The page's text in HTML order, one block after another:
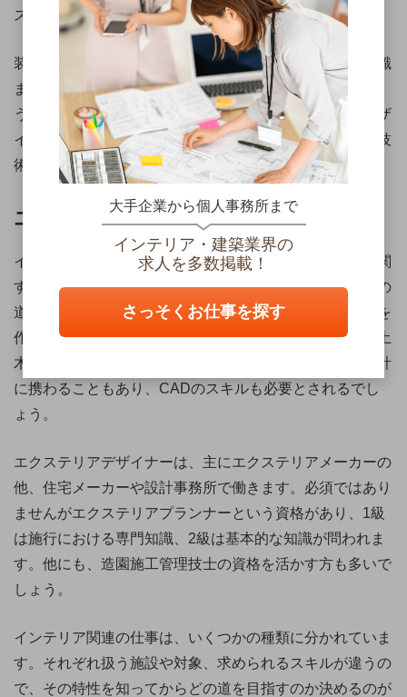
スプレイをデザインすることもあります。
装飾品や家具を自分で造ることもあり、設計や製造の知識
まで必要とされる、難易度の高い仕事だといえるでしょ
う。また、必須ではありませんが、空間ディスプレイデザ
イナー認定試験があります。陳列知識、色彩演出、照明技
術など幅広い知識が必要で、1級と2級があります。
エクステリアデザイナー
インテリアとは対照的に、エクステリア、つまり外観に関
するデザインを行う仕事です。門やフェンス、玄関までの
道などをデザインし、お客様の意向に沿った快適な環境を
作ります。外観全体を扱うため、植栽やガーデニング、土
木や金物についても精通する必要があります。また、設計
に携わることもあり、CADのスキルも必要とされるでし
ょう。
エクステリアデザイナーは、主にエクステリアメーカーの
他、住宅メーカーや設計事務所で働きます。必須ではあり
ませんがエクステリアプランナーという資格があり、1級
は施行における専門知識、2級は基本的な知識が問われま
す。他にも、造園施工管理技士の資格を活かす方も多いで
しょう。
インテリア関連の仕事は、いくつかの種類に分かれていま
す。それぞれ扱う施設や対象、求められるスキルが違うの
で、その特性を知ってからどの道を目指すのか決めるのが
大手企業から個人事務所まで
インテリア・建築業界の
求人を多数掲載！
さっそくお仕事を探す